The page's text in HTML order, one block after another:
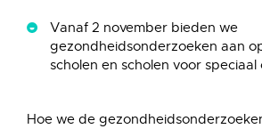
Vanaf 2 november bieden we
gezondheidsonderzoeken aan
scholen en scholen voor speciaal
Hoe we de